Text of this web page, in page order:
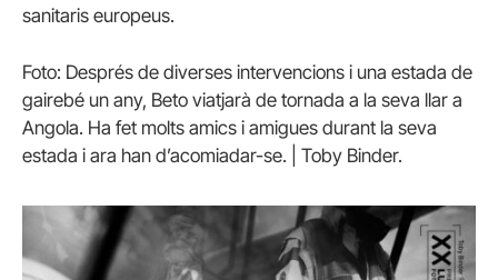
sanitaris europeus.
Foto: Després de diverses intervencions i una estada de
gairebé un any, Beto viatjarà de tornada a la seva llar a
Angola. Ha fet molts amics i amigues durant la seva
estada i ara han d’acomiadar-se. | Toby Binder.